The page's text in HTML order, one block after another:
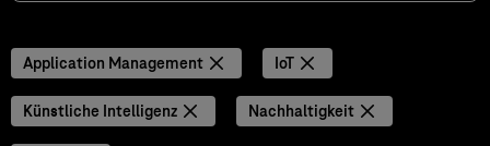
Application Management IoT
Künstliche Intelligenz Nachhaltigkeit